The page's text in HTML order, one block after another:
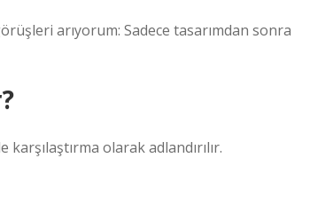
arıyorum: Sadece tasarımdan sonra
olarak adlandırılır.